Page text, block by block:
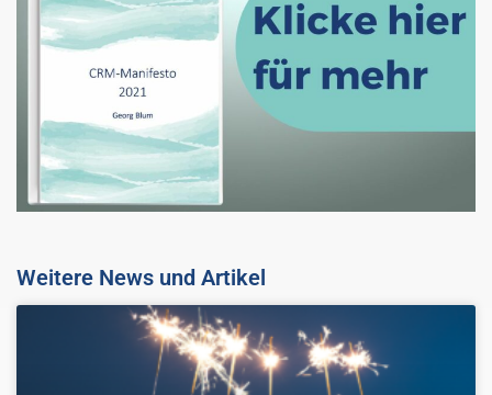
Weitere News und Artikel